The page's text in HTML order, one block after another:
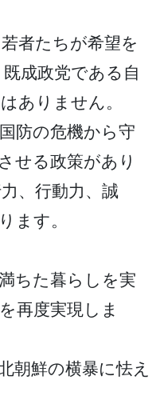
者たちが希望を
成政党である自
ありません。
防の危機から守
せる政策があり
、行動力、誠
ます。
ちた暮らしを実
再度実現しま
朝鮮の横暴に怯え